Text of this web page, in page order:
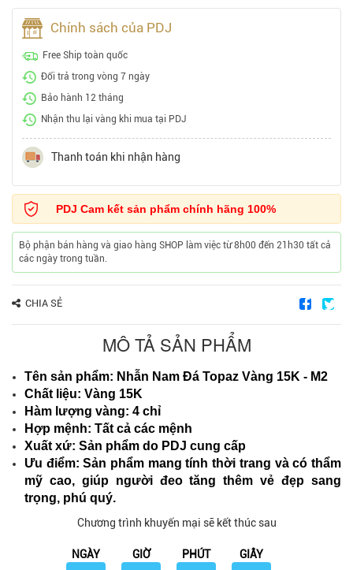
Chính sách của PDJ
Free Ship toàn quốc
Đổi trả trong vòng 7 ngày
Bảo hành 12 tháng
Nhận thu lại vàng khi mua tại PDJ
Thanh toán khi nhận hàng
PDJ Cam kết sản phẩm chính hãng 100%
Bộ phận bán hàng và giao hàng SHOP làm việc từ 8h00 đến 21h30 tất cả
các ngày trong tuần.
CHIA SẺ
MÔ TẢ SẢN PHẨM
Tên sản phẩm: Nhẫn Nam Đá Topaz Vàng 15K - M2
Chất liệu: Vàng 15K
Hàm lượng vàng: 4 chỉ
Hợp mệnh: Tất cả các mệnh
Xuất xứ: Sản phẩm do PDJ cung cấp
Ưu điểm: Sản phẩm mang tính thời trang và có thẩm
mỹ cao, giúp người đeo tăng thêm vẻ đẹp sang
trọng, phú quý.
Chương trình khuyến mại sẽ kết thúc sau
NGÀY GIỜ PHÚT GIÂY